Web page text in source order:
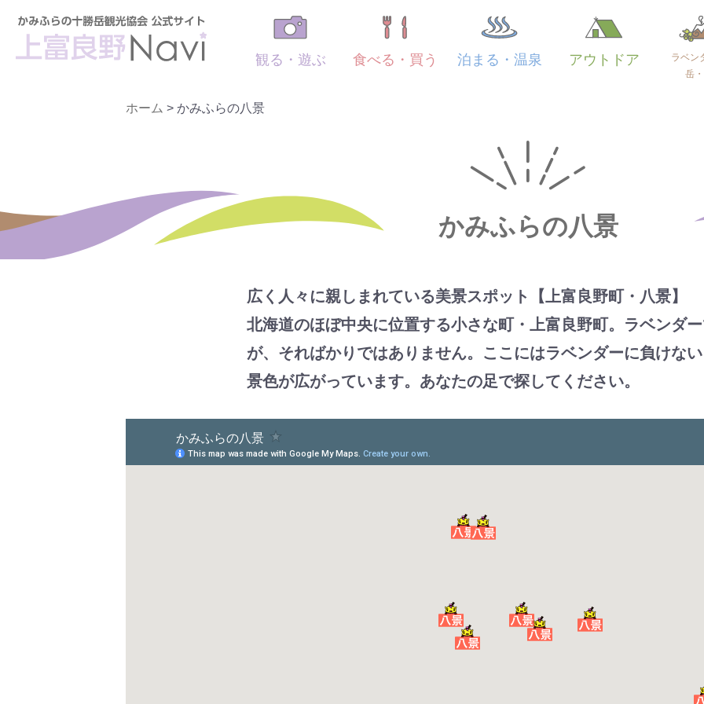
観る・遊ぶ 食べる・買う 泊まる・温泉 アウトドア
ラベン
岳
ホーム > かみふらの八景
かみふらの八景
広く人々に親しまれている美景スポット【上富良野町・八景】
北海道のほぼ中央に位置する小さな町・上富良野町。ラベンダ
が、そればかりではありません。ここにはラベンダーに負けな
景色が広がっています。あなたの足で探してください。